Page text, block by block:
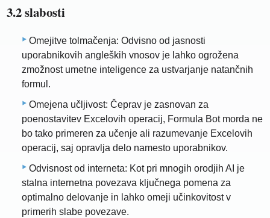
3.2 slabosti
Omejitve tolmačenja: Odvisno od jasnosti
uporabnikovih angleških vnosov je lahko ogrožena
zmožnost umetne inteligence za ustvarjanje natančnih
formul.
Omejena učljivost: Čeprav je zasnovan za
poenostavitev Excelovih operacij, Formula Bot morda ne
bo tako primeren za učenje ali razumevanje Excelovih
operacij, saj opravlja delo namesto uporabnikov.
Odvisnost od interneta: Kot pri mnogih orodjih AI je
stalna internetna povezava ključnega pomena za
optimalno delovanje in lahko omeji učinkovitost v
primerih slabe povezave.